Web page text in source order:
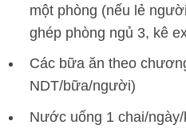
một phòng (nếu lẻ
ghép phòng ngủ 3, kê
Các bữa ăn theo
NDT/bữa/người)
Nước uống 1 chai/ngày/